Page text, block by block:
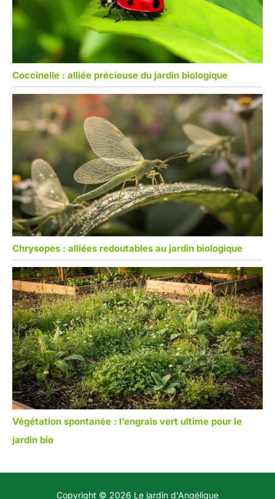
Coccinelle : alliée précieuse du jardin biologique
Chrysopes : alliées redoutables au jardin biologique
Végétation spontanée : l’engrais vert ultime pour le
jardin bio
Copyright © 2026 Le jardin d'Angélique